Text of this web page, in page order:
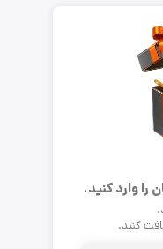
را وارد کنید.
کنید.